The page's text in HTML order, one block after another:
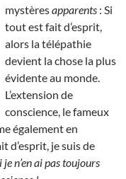
mystèresapparents : Si
tout est fait d’esprit,
alors la télépathie
devient la chose la plus
évidente au monde.
L’extension de
conscience, le fameux
également en
d’esprit, je suis de
je n’en ai pas toujours